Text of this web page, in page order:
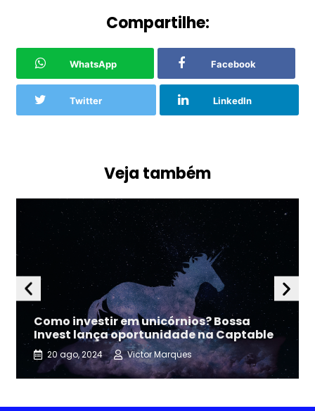
Compartilhe:
WhatsApp Facebook
Twitter LinkedIn
Veja também
Como investir em unicórnios? Bossa
Invest lança oportunidade na Captable
20 ago, 2024 Victor Marques